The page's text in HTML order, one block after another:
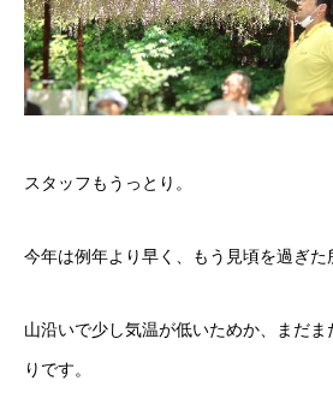
スタッフもうっとり。
今年は例年より早く、もう見頃を過ぎた
山沿いで少し気温が低いためか、まだ
りです。